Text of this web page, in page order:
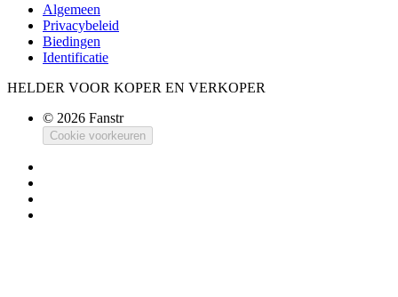
Algemeen
Privacybeleid
Biedingen
Identificatie
HELDER VOOR KOPER EN VERKOPER
© 2026 Fanstr
Cookie voorkeuren